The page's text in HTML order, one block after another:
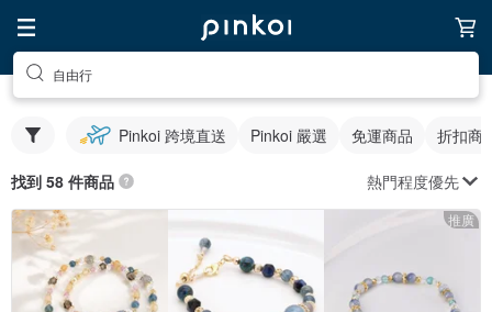
自由行
Pinkoi 跨境直送 Pinkoi 嚴選 免運商品 折扣商
找到 58 件商品 熱門程度優先
推廣